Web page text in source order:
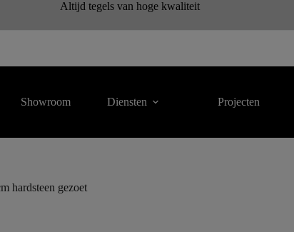
Altijd tegels van hoge kwaliteit
Showroom Diensten Projecten
hardsteen gezoet